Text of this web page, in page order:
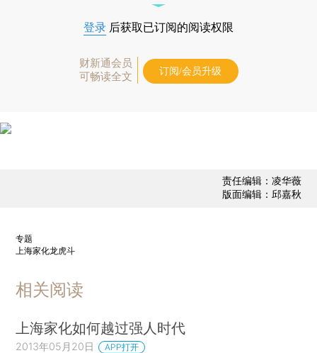
登录 后获取已订阅的阅读权限
财新通会员
可畅读全文
订阅/会员升级
责任编辑：凌华薇
版面编辑：邱嘉秋
专题
上海家化龙虎斗
相关阅读
上海家化如何越过强人时代
2013年05月20日 APP打开